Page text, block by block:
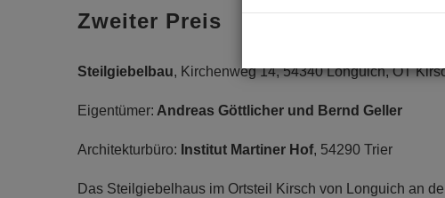
Zweiter Preis
Steilgiebelbau, Kirchenweg 14, 54340 Longuich, OT
Eigentümer: Andreas Göttlicher und Bernd Geller
Architekturbüro: Institut Martiner Hof, 54290 Trier
Das Steilgiebelhaus im Ortsteil Kirsch von Longuich an